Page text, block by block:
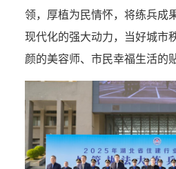
领，厚植为民情怀，将练兵成
现代化的强大动力，当好城市
颜的美容师、市民幸福生活的